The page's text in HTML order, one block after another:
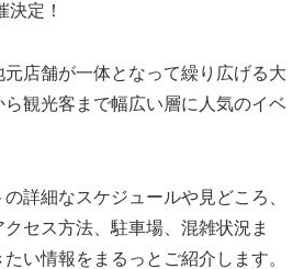
決定！
店舗が一体となって繰り広げる大
観光客まで幅広い層に人気のイベ
詳細なスケジュールや見どころ、
セス方法、駐車場、混雑状況ま
い情報をまるっとご紹介します。